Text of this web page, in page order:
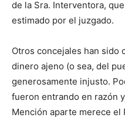
de la Sra. Interventora,
estimado por el juzgado.
Otros concejales han sido
dinero ajeno (o sea, del
generosamente injusto.
fueron entrando en razón
Mención aparte merece el